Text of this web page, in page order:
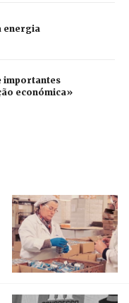
energia
importantes
económica»